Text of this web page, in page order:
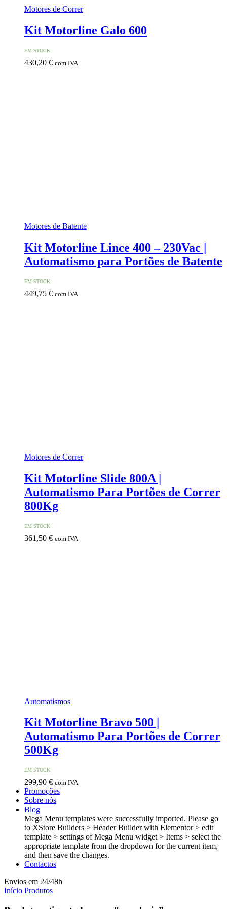
Motores de Correr
Kit Motorline Galo 600
EM STOCK
430,20 € com IVA
Motores de Batente
Kit Motorline Lince 400 – 230Vac |
Automatismo para Portões de Batente
EM STOCK
449,75 € com IVA
Motores de Correr
Kit Motorline Slide 800A |
Automatismo Para Portões de Correr
800Kg
EM STOCK
361,50 € com IVA
Automatismos
Kit Motorline Bravo 500 |
Automatismo Para Portões de Correr
500Kg
EM STOCK
299,90 € com IVA
Promoções
Sobre nós
Blog
Mega Menu templates were successfully imported. Please go
to XStore Builders > Header Builder with Elementor > edit
template > settings of Mega Menu widget > Items > select the
appropriate template from the dropdown for the current item,
and then save the changes.
Contactos
Envios em 24/48h
Início Produtos